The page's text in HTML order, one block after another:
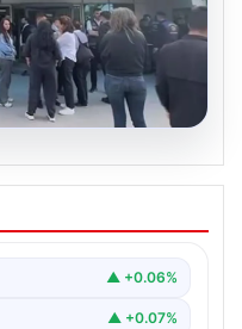
12
▲ +0.06%
▲ +0.07%